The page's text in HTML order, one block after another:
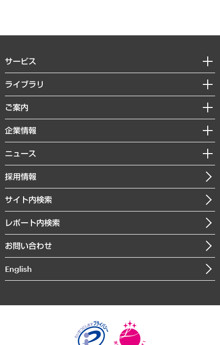
サービス
経営戦略
組織・人事戦略
デジタルイノベーション
共生・ダイバーシティ
GRC（ガバナンス・リスク・コンプライアンス）・防災（政策）
経済・産業・雇用・労働
まちづくり・観光・交通・スポーツ・スマートシティ
自然資源・農林水産業・食料システム
ライブラリ
経済調査
レポート
コラム
経営用語集
受託・受注実績（官公庁関連）
メディア掲載・出演
ご案内
セミナー・イベント情報
MUFGビジネスセミナー
受託案件情報
企業情報
私たちの想い
社長メッセージ
会社概要
沿革
組織図・本部部室紹介
インドネシア現地法人
個人情報保護方針
ニュース
ニュースリリース
お知らせ
採用情報
サイト内検索
レポート内検索
お問い合わせ
English